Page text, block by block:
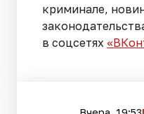
криминале,
в соцсетях